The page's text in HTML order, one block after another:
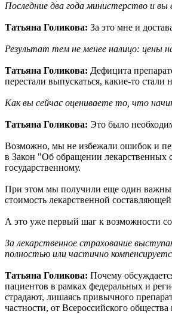
Последние два года министерство и
Татьяна Голикова: За это мне и
Результат тем не менее налицо: цены
Татьяна Голикова: Дефицита
перестали выпускаться, какие-то
Как вы сейчас оцениваете то, что
Татьяна Голикова: Это было
Возможно, мы не избежали ошибок и
в Закон "Об обращении лекарственных
государственному.
При этом мы получили еще один важный
стоимость лекарственной
А это уже первый шаг к возможности
За лекарственное страхование
полностью или частично
Татьяна Голикова: Почему
пациентов в рамках федеральных и
страдают, лишаясь привычного
частности, от Всероссийского